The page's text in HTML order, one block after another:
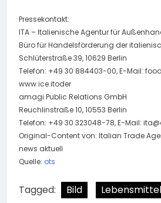
Pressekontakt:
ITA – Italienische Agentur für
Büro für Handelsförderung der
Schlüterstraße 39, 10629 Berlin
Telefon: +49 30 884403-00, E-Mail:
www.ice.itoder
amagi Public Relations GmbH
Reuchlinstraße 10, 10553 Berlin
Telefon: +49 30 323048-78, E-Mail:
Original-Content von: Italian Trade
news aktuell
Quelle: ots
Tagged: Bild Lebensmittel